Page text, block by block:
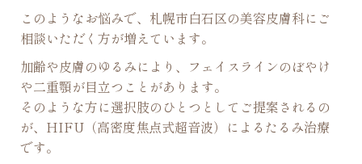
このようなお悩みで、札幌市白石区の美容皮膚科にご
相談いただく方が増えています。
加齢や皮膚のゆるみにより、フェイスラインのぼやけ
や二重顎が目立つことがあります。
そのような方に選択肢のひとつとしてご提案されるの
が、HIFU（高密度焦点式超音波）によるたるみ治療
です。